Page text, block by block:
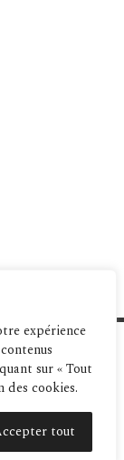
expérience
sur « Tout
des cookies.
tout
SPANIWEB